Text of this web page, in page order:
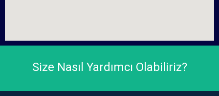
Size Nasıl Yardımcı Olabiliriz?